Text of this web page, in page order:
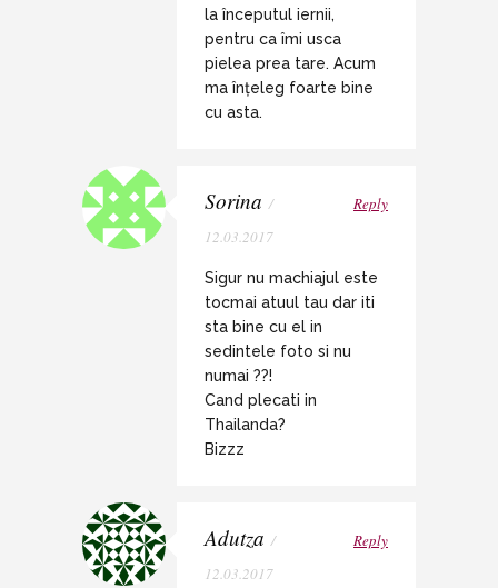
la începutul iernii,
pentru ca îmi usca
pielea prea tare. Acum
ma înțeleg foarte bine
cu asta.
Sorina /
12.03.2017
Reply
Sigur nu machiajul este
tocmai atuul tau dar iti
sta bine cu el in
sedintele foto si nu
numai ??!
Cand plecati in
Thailanda?
Bizzz
Adutza /
12.03.2017
Reply